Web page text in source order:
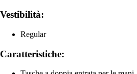
Vestibilità:
Regular
Caratteristiche: